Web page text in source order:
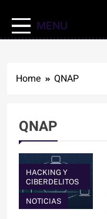
MENU
Home QNAP
QNAP
HACKING Y
CIBERDELITOS
NOTICIAS